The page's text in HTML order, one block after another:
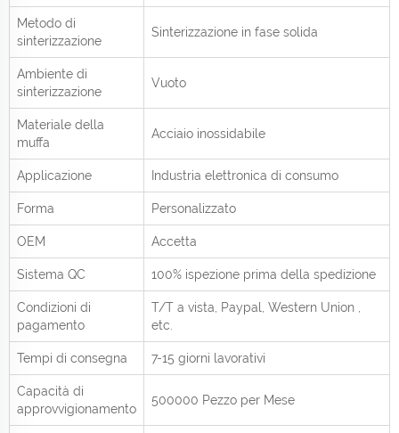
Metodo di
sinterizzazione
Sinterizzazione in fase solida
Ambiente di
sinterizzazione
Vuoto
Materiale della
muffa
Acciaio inossidabile
Applicazione Industria elettronica di consumo
Forma Personalizzato
OEM Accetta
Sistema QC 100% ispezione prima della spedizione
Condizioni di
pagamento
T/T a vista, Paypal, Western Union
etc.
Tempi di consegna 7-15 giorni lavorativi
Capacità di
approvvigionamento
500000 Pezzo per Mese